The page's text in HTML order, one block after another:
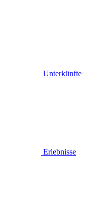
Unterkünfte
Erlebnisse